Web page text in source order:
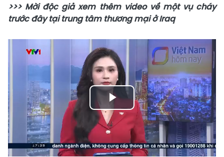
>>> Mời độc giả xem thêm video về một vụ cháy
trước đây tại trung tâm thương mại ở Iraq
Play
Video